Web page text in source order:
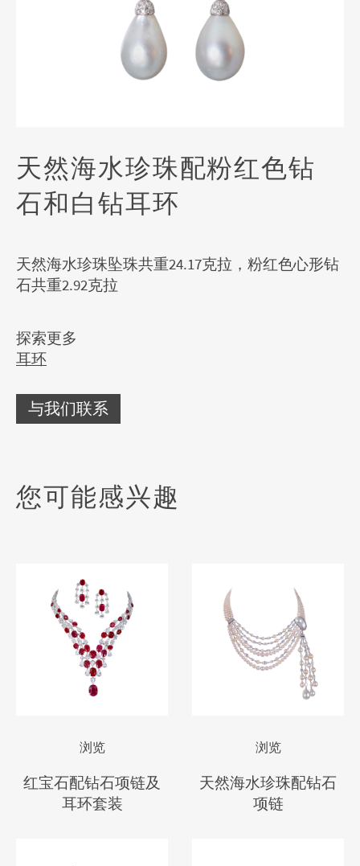
天然海水珍珠配粉红色钻
石和白钻耳环
天然海水珍珠坠珠共重24.17克拉，粉红色心形钻
石共重2.92克拉
探索更多
耳环
与我们联系
您可能感兴趣
浏览
红宝石配钻石项链及
耳环套装
浏览
天然海水珍珠配钻石
项链